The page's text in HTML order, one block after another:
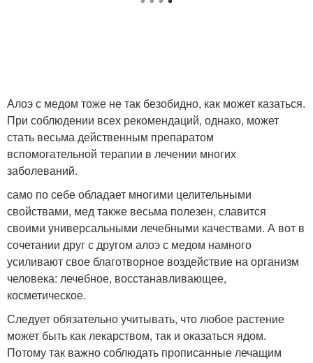
Алоэ с медом тоже не так безобидно, как может казаться.
При соблюдении всех рекомендаций, однако, может
стать весьма действенным препаратом
вспомогательной терапии в лечении многих
заболеваний.
само по себе обладает многими целительными
свойствами, мед также весьма полезен, славится
своими универсальными лечебными качествами. А вот в
сочетании друг с другом алоэ с медом намного
усиливают свое благотворное воздействие на организм
человека: лечебное, восстанавливающее,
косметическое.
Следует обязательно учитывать, что любое растение
может быть как лекарством, так и оказаться ядом.
Потому так важно соблюдать прописанные лечащим